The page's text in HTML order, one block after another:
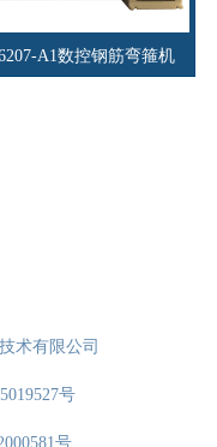
A1数控钢筋弯箍机
术有限公司
号
号